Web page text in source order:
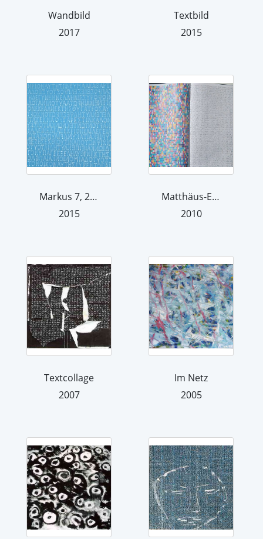
Wandbild
2017
Textbild
2015
Markus 7, 24-36
2015
Matthäus-Evangelium
2010
Textcollage
2007
Im Netz
2005